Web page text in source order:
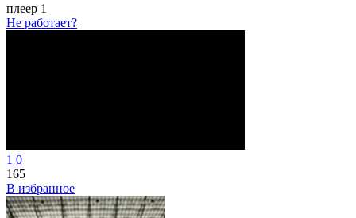
плеер 1
Не работает?
1 0
165
В избранное